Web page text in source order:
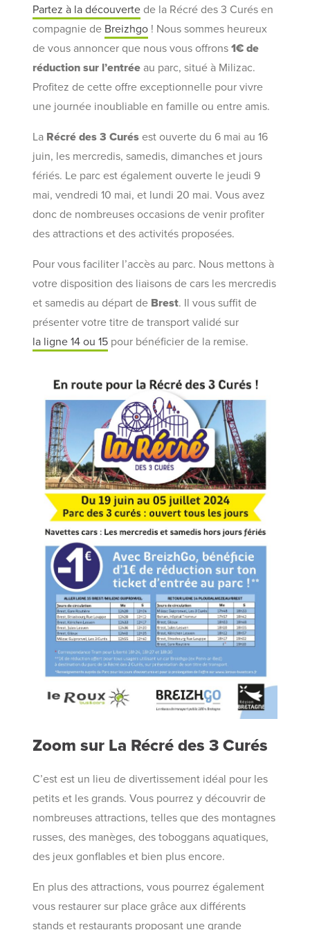
Partez à la découverte de la Récré des 3 Curés en
compagnie de Breizhgo ! Nous sommes heureux
de vous annoncer que nous vous offrons1€ de
réduction sur l’entrée au parc, situé à Milizac.
Profitez de cette offre exceptionnelle pour vivre
une journée inoubliable en famille ou entre amis.
La Récré des 3 Curés est ouverte du 6 mai au 16
juin, les mercredis, samedis, dimanches et jours
fériés. Le parc est également ouverte le jeudi 9
mai, vendredi 10 mai, et lundi 20 mai. Vous avez
donc de nombreuses occasions de venir profiter
des attractions et des activités proposées.
Pour vous faciliter l’accès au parc. Nous mettons à
votre disposition des liaisons de cars les mercredis
et samedis au départ de Brest. Il vous suffit de
présenter votre titre de transport validé sur
la ligne 14 ou 15 pour bénéficier de la remise.
Zoom sur La Récré des 3 Curés
C’est est un lieu de divertissement idéal pour les
petits et les grands. Vous pourrez y découvrir de
nombreuses attractions, telles que des montagnes
russes, des manèges, des toboggans aquatiques,
des jeux gonflables et bien plus encore.
En plus des attractions, vous pourrez également
vous restaurer sur place grâce aux différents
stands et restaurants proposant une grande